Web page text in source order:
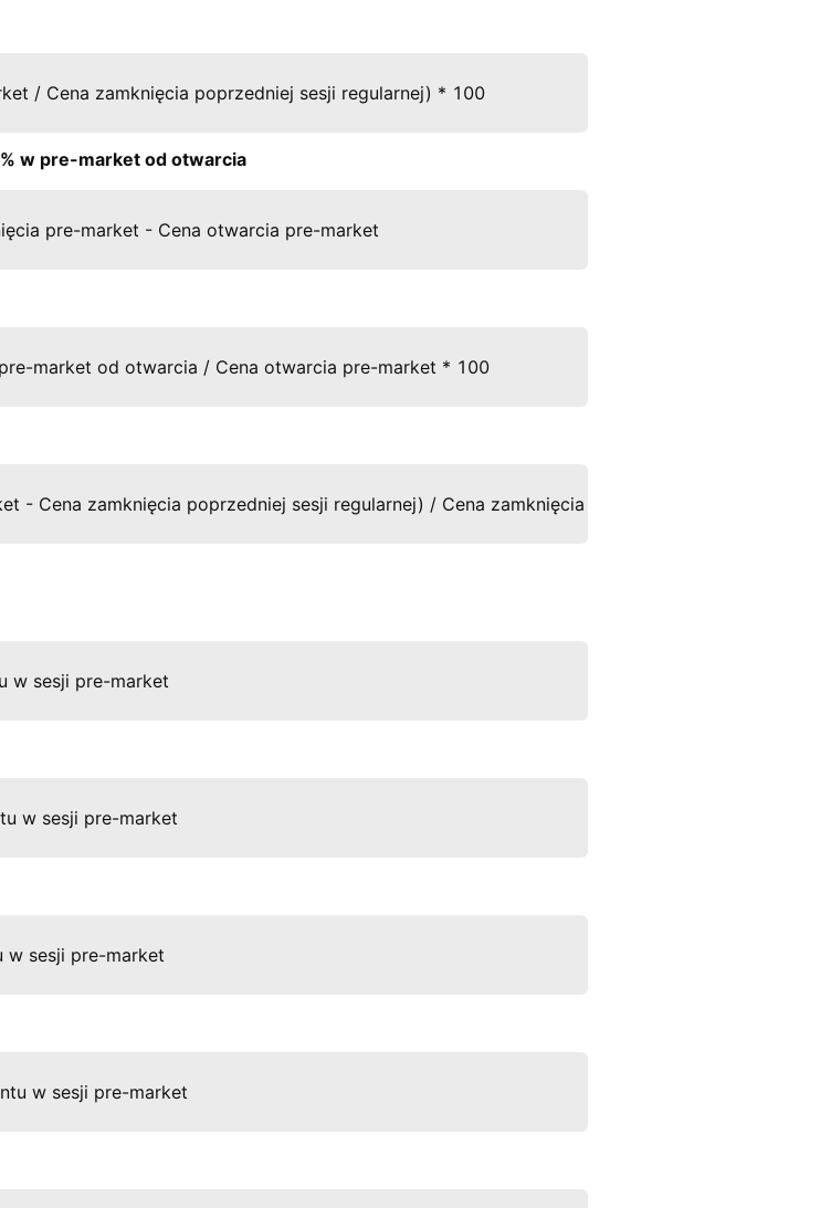
/ Cena zamknięcia poprzedniej sesji regularnej) * 100
w pre-market od otwarcia
pre-market - Cena otwarcia pre-market
market od otwarcia / Cena otwarcia pre-market * 100
- Cena zamknięcia poprzedniej sesji regularnej) / Cena zamknięcia poprzedniej sesji regularnej
w sesji pre-market
w sesji pre-market
w sesji pre-market
w sesji pre-market